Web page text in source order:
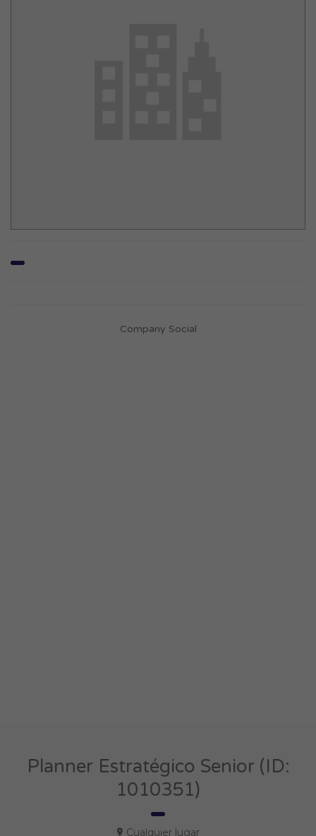
Company Social
Planner Estratégico Senior (ID:
1010351)
Cualquier lugar